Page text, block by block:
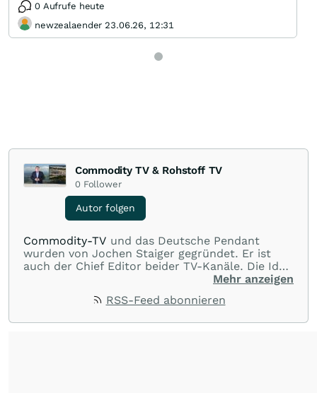
0 Aufrufe heute
newzealaender 23.06.26, 12:31
Commodity TV & Rohstoff TV
0 Follower
Autor folgen
Commodity-TV und das Deutsche Pendant
wurden von Jochen Staiger gegründet. Er ist
auch der Chief Editor beider TV-Kanäle. Die Idee
hinter den beiden TV-Kanälen ist, Wissen zu
und dem Management von Minenunternehmen
Mehr anzeigen
RSS-Feed abonnieren